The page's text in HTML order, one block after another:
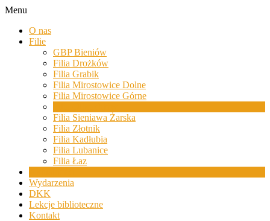
Skip
content
Gminy
mieszczący
Powiecie
Żarskim.
Menu
O nas
Filie
GBP Bieniów
Filia Drożków
Filia Grabik
Filia Mirostowice Dolne
Filia Mirostowice Górne
Filia Sieniawa Żarska
Filia Złotnik
Filia Kadłubia
Filia Lubanice
Filia Łaz
Wydarzenia
DKK
Lekcje biblioteczne
Kontakt